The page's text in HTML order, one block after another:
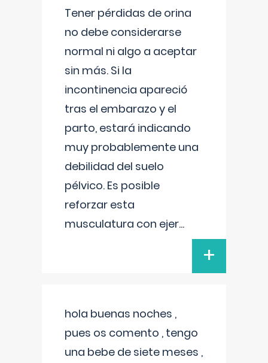
Tener pérdidas de orina
no debe considerarse
normal ni algo a aceptar
sin más. Si la
incontinencia apareció
tras el embarazo y el
parto, estará indicando
muy probablemente una
debilidad del suelo
pélvico. Es posible
reforzar esta
musculatura con ejer...
+
hola buenas noches ,
pues os comento , tengo
una bebe de siete meses ,